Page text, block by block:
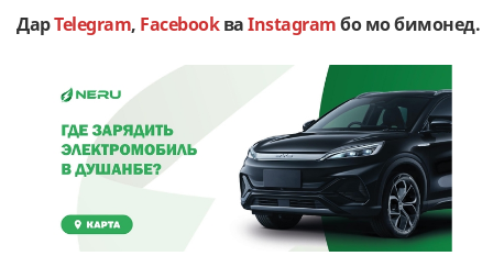
ДарTelegram, FacebookваInstagramбо мо бимонед.